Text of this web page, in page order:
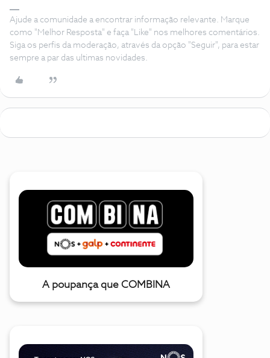
Ajude a comunidade a encontrar informação relevante. Marque
como "Melhor Resposta" e faça "Like" nos melhores comentários.
Siga os perfis da moderação, através da opção "Seguir", para estar
sempre a par das ultimas novidades.
A poupança que COMBINA